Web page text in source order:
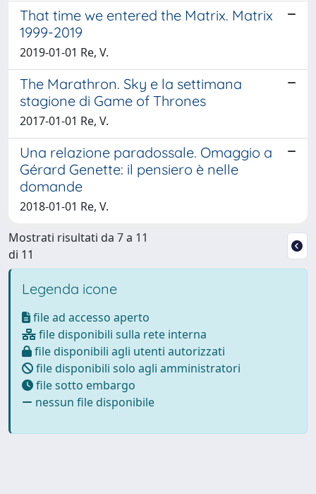
That time we entered the Matrix. Matrix
1999-2019
2019-01-01 Re, V.
The Marathron. Sky e la settimana
stagione di Game of Thrones
2017-01-01 Re, V.
Una relazione paradossale. Omaggio a
Gérard Genette: il pensiero è nelle
domande
2018-01-01 Re, V.
Mostrati risultati da 7 a 11
di 11
Legenda icone
file ad accesso aperto
file disponibili sulla rete interna
file disponibili agli utenti autorizzati
file disponibili solo agli amministratori
file sotto embargo
nessun file disponibile